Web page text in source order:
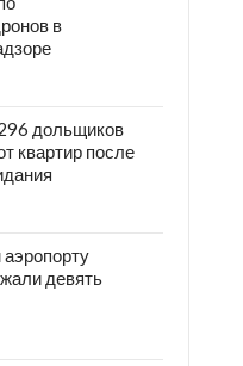
в
дольщиков
квартир после
девять